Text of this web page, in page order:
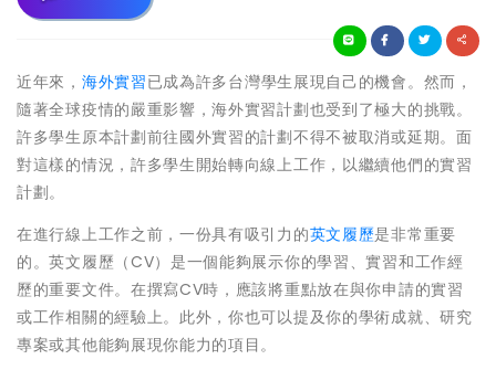
近年來， 海外實習已成為許多台灣學生展現自己的機會。然而，
隨著全球疫情的嚴重影響，海外實習計劃也受到了極大的挑戰。
許多學生原本計劃前往國外實習的計劃不得不被取消或延期。面
對這樣的情況，許多學生開始轉向線上工作，以繼續他們的實習
計劃。
在進行線上工作之前，一份具有吸引力的英文履歷是非常重要
的。英文履歷（CV）是一個能夠展示你的學習、實習和工作經
歷的重要文件。在撰寫CV時，應該將重點放在與你申請的實習
或工作相關的經驗上。此外，你也可以提及你的學術成就、研究
專案或其他能夠展現你能力的項目。